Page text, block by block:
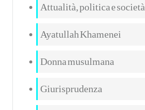
Attualità, politica e società
Ayatullah Khamenei
Donna musulmana
Giurisprudenza